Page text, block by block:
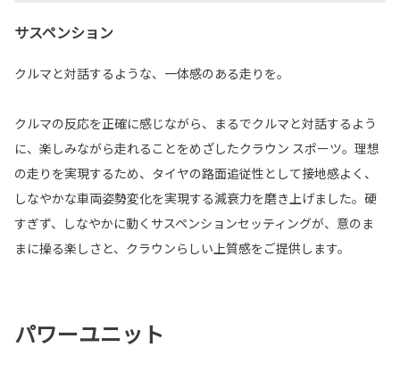
サスペンション
クルマと対話するような、一体感のある走りを。
クルマの反応を正確に感じながら、まるでクルマと対話するよう
に、楽しみながら走れることをめざしたクラウン スポーツ。理想
の走りを実現するため、タイヤの路面追従性として接地感よく、
しなやかな車両姿勢変化を実現する減衰力を磨き上げました。硬
すぎず、しなやかに動くサスペンションセッティングが、意のま
まに操る楽しさと、クラウンらしい上質感をご提供します。
パワーユニット